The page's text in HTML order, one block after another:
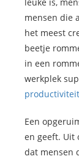
leuke is,
mensen die
het meest
beetje
in een
werkplek
productiviteit
Een
en geeft. Uit
dat mensen